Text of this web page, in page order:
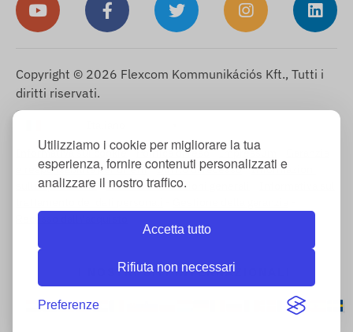
Utilizziamo i cookie per migliorare la tua
esperienza, fornire contenuti personalizzati e
analizzare il nostro traffico.
Accetta tutto
Rifiuta non necessari
Preferenze
Copyright © 2026 Flexcom Kommunikációs Kft., Tutti i
diritti riservati.
Informativa sui cookie-Politica di reso-Impressum
e responsabilità per difetti-Diritto di recesso-Informazioni
sulla spedizione - Termini e condizioni generali
Recesso dall\'acquisto
I NOSTRI SITI INTERNAZIONALI